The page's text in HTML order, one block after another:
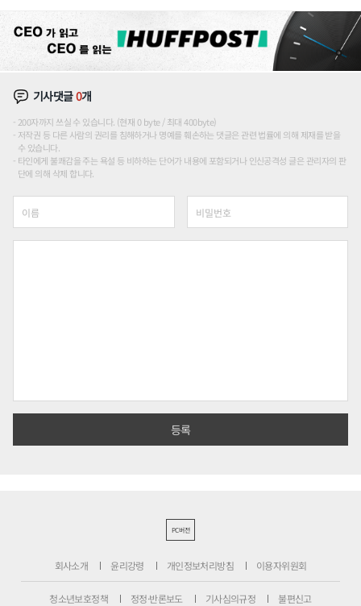
기사댓글0개
200자까지 쓰실 수 있습니다. (현재 0 byte / 최대 400byte)
저작권 등 다른 사람의 권리를 침해하거나 명예를 훼손하는 댓글은 관련 법률에 의해 제재를 받을
수 있습니다.
타인에게 불쾌감을 주는 욕설 등 비하하는 단어가 내용에 포함되거나 인신공격성 글은 관리자의 판
단에 의해 삭제 합니다.
PC버전
회사소개 윤리강령 개인정보처리방침 이용자위원회
청소년보호정책 정정·반론보도 기사심의규정 불편신고